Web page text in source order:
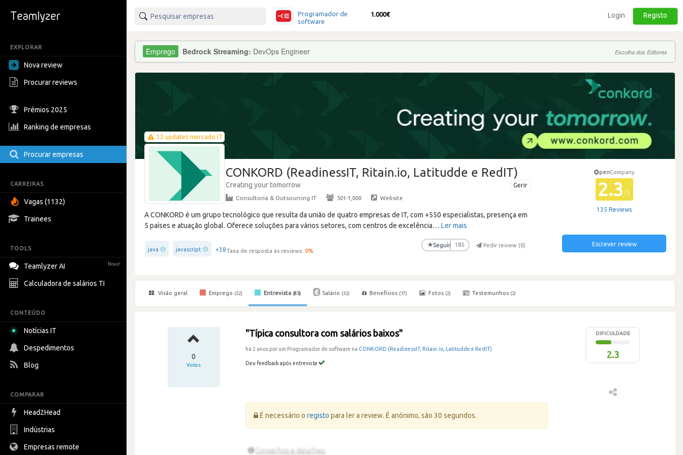
EXPLORAR
Nova review
Procurar reviews
Prémios 2025
Ranking de empresas
Procurar empresas
CARREIRAS
Vagas (1132)
Trainees
TOOLS
Teamlyzer AI Novo!
Calculadora de salários TI
CONTEÚDO
Notícias IT
Despedimentos
Blog
COMPARAR
Head2Head
Indústrias
Empresas remote
Programador de
software
1.000€ Login Registo
Bedrock Streaming: DevOps Engineer Escolha dos Editores
13 updates mercado IT
CONKORD (ReadinessIT, Ritain.io, Latitudde e RedIT)
Gerir
Creating your tomorrow
Consultoria & Outsourcing IT · 501-1,000 · Website
A CONKORD é um grupo tecnológico que resulta da união de quatro empresas de IT, com +550 especialistas, presença em
5 países e atuação global. Oferece soluções para vários setores, com centros de excelência… Ler mais
java javascript +38Taxa de resposta às reviews: 0%
★Seguir 185 Pedir review (0)
penCompany
2.3/5
135 Reviews
Escrever review
Visão geral Emprego (52) Entrevista (83) Salário (32) Benefícios (17) Fotos (2) Testemunhos (2)
0
Votos
"Típica consultora com salários baixos"
há 2 anos por um Programador de software na CONKORD (ReadinessIT, Ritain.io, Latitudde e RedIT)
Deu feedback após entrevista
DIFICULDADE
2.3
Erro:
É necessário oregisto para ler a review. É anónimo, são 30 segundos.